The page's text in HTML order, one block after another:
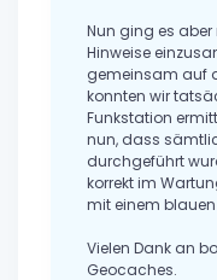
Nun ging es
Hinweise
gemeinsam auf
konnten wir
Funkstation
nun, dass
durchgeführt
korrekt im
mit einem
Vielen Dank an
Geocaches.